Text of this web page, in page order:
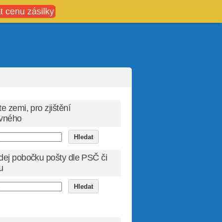
cenu zásilky
zemi, pro zjištění
pobočku pošty dle PSČ či